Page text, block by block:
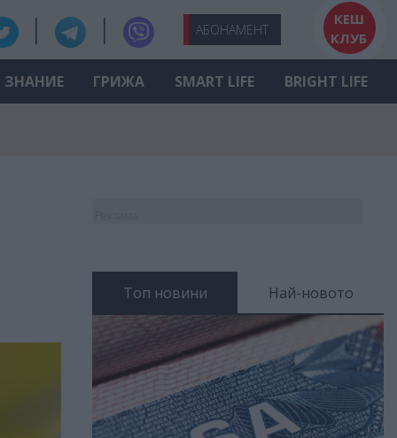
АБОНАМЕНТ
КЕШ
КЛУБ
ЗНАНИЕ ГРИЖА SMART LIFE BRIGHT LIFE
Топ новини Най-новото